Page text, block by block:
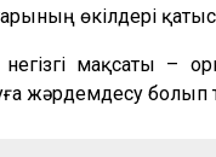
өкілдері
негізгі мақсаты –
жәрдемдесу